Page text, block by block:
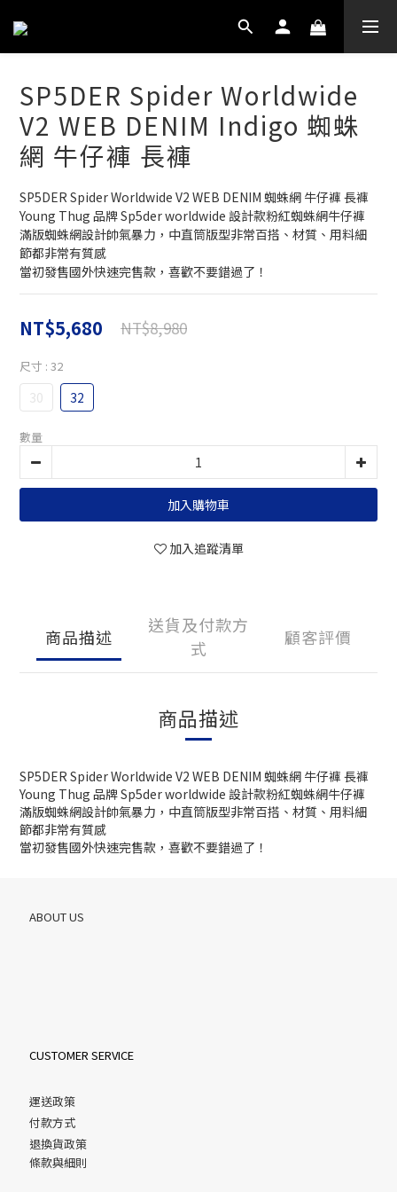
SP5DER Spider Worldwide
V2 WEB DENIM Indigo 蜘蛛
網 牛仔褲 長褲
SP5DER Spider Worldwide V2 WEB DENIM 蜘蛛網 牛仔褲 長褲
Young Thug 品牌 Sp5der worldwide 設計款粉紅蜘蛛網牛仔褲
滿版蜘蛛網設計帥氣暴力，中直筒版型非常百搭、材質、用料細
節都非常有質感
當初發售國外快速完售款，喜歡不要錯過了！
NT$5,680 NT$8,980
尺寸 : 32
30 32
數量
加入購物車
加入追蹤清單
商品描述
送貨及付款方
式
顧客評價
商品描述
SP5DER Spider Worldwide V2 WEB DENIM 蜘蛛網 牛仔褲 長褲
Young Thug 品牌 Sp5der worldwide 設計款粉紅蜘蛛網牛仔褲
滿版蜘蛛網設計帥氣暴力，中直筒版型非常百搭、材質、用料細
節都非常有質感
當初發售國外快速完售款，喜歡不要錯過了！
ABOUT US
CUSTOMER SERVICE
運送政策
付款方式
退換貨政策
條款與細則